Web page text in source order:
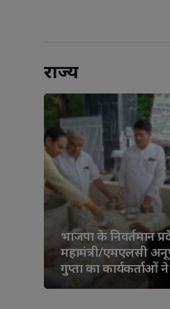
राज्य
भाजपा के निवर्तमान
महामंत्री/एमएलसी
गुप्ता का कार्यकर्ताओं ने
मनाया जन्मदिवस